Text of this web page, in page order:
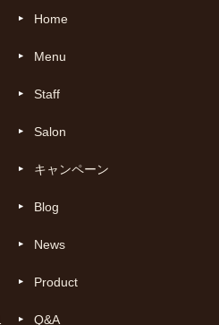
Home
Menu
Staff
Salon
キャンペーン
Blog
News
Product
Q&A